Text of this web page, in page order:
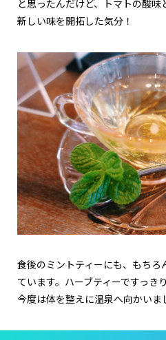
と思ったんだけど、トマトの酸
新しい味を開拓した気分！
食後のミントティーにも、もちろ
ています。ハーブティーですっき
今度は体を整えに温泉へ向かいま